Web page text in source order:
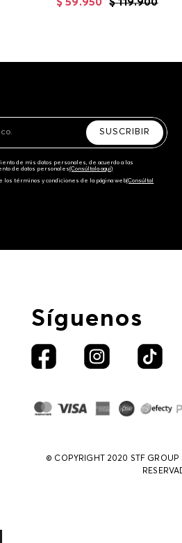
SUSCRIBIR
de mis datos personales, de acuerdo a las
de datos personales‎(Consúltala aquí)
los términos y condiciones de la página web‎(Consúltal
Síguenos
© COPYRIGHT 2020 STF GROUP